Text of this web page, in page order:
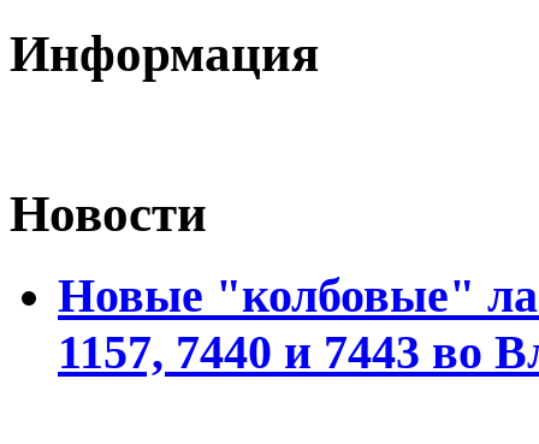
Информация
Новости
Новые "колбовые"
1157, 7440 и 7443 во